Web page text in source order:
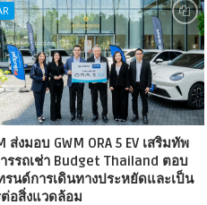
ส่งมอบ GWM ORA 5 EV เสริมทัพ
รรถเช่า Budget Thailand ตอบ
รนด์การเดินทางประหยัดและเป็น
อสิ่งแวดล้อม